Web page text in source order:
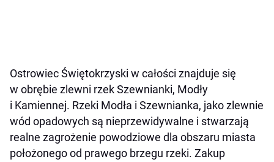
Ostrowiec Świętokrzyski w całości znajduje się
w obrębie zlewni rzek Szewnianki, Modły
i Kamiennej. Rzeki Modła i Szewnianka, jako zlewnie
wód opadowych są nieprzewidywalne i stwarzają
realne zagrożenie powodziowe dla obszaru miasta
położonego od prawego brzegu rzeki. Zakup